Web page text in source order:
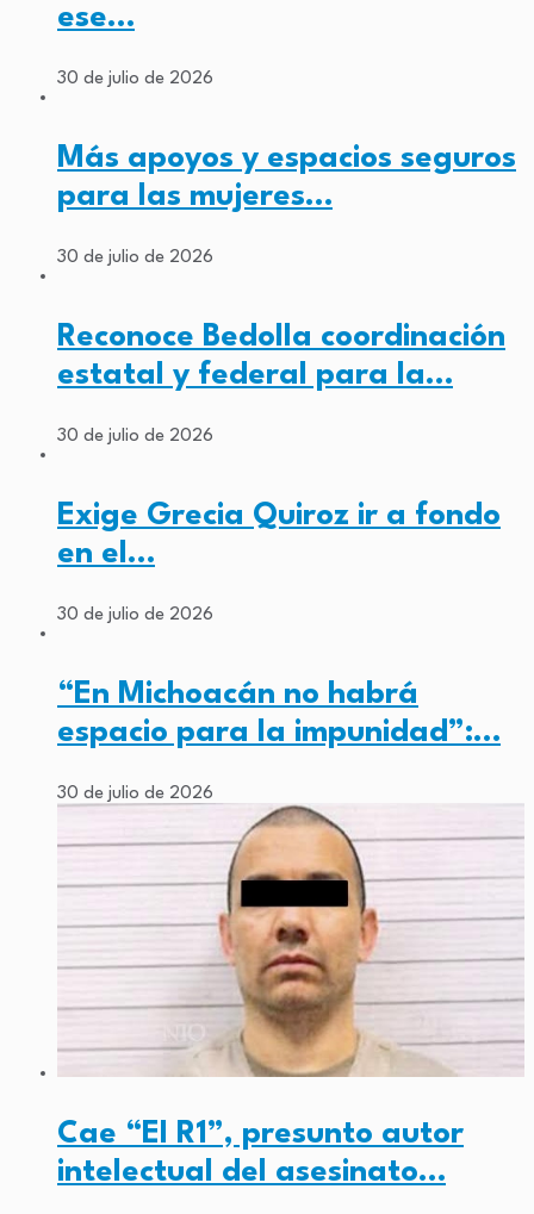
ese…
30 de julio de 2026
Más apoyos y espacios seguros
para las mujeres…
30 de julio de 2026
Reconoce Bedolla coordinación
estatal y federal para la…
30 de julio de 2026
Exige Grecia Quiroz ir a fondo
en el…
30 de julio de 2026
“En Michoacán no habrá
espacio para la impunidad”:…
30 de julio de 2026
Cae “El R1”, presunto autor
intelectual del asesinato…